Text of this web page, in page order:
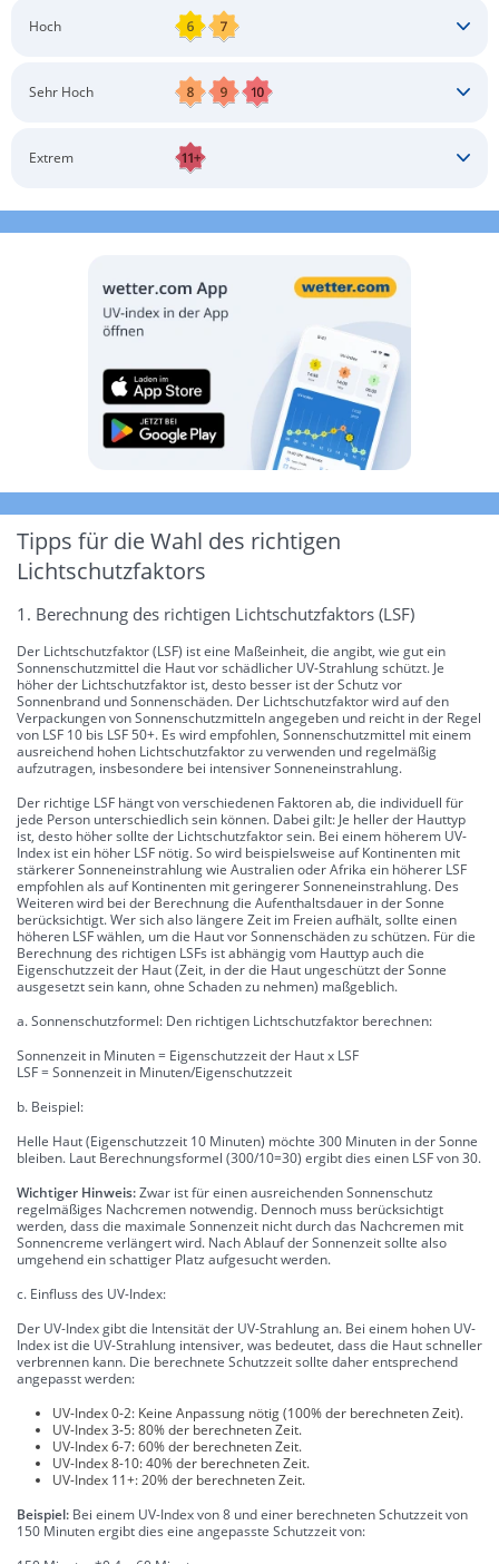
Langärmlige Bekleidung
Hoch
Langärmlige Bekleidung
Sonnenbrille
Sehr Hoch
Langärmlige Bekleidung
Extrem
Tipps für die Wahl des richtigen
Lichtschutzfaktors
1. Berechnung des richtigen Lichtschutzfaktors (LSF)
Der Lichtschutzfaktor (LSF) ist eine Maßeinheit, die angibt, wie gut ein
Sonnenschutzmittel die Haut vor schädlicher UV-Strahlung schützt. Je
höher der Lichtschutzfaktor ist, desto besser ist der Schutz vor
Sonnenbrand und Sonnenschäden. Der Lichtschutzfaktor wird auf den
Verpackungen von Sonnenschutzmitteln angegeben und reicht in der Regel
von LSF 10 bis LSF 50+. Es wird empfohlen, Sonnenschutzmittel mit einem
ausreichend hohen Lichtschutzfaktor zu verwenden und regelmäßig
aufzutragen, insbesondere bei intensiver Sonneneinstrahlung.
Der richtige LSF hängt von verschiedenen Faktoren ab, die individuell für
jede Person unterschiedlich sein können. Dabei gilt: Je heller der Hauttyp
ist, desto höher sollte der Lichtschutzfaktor sein. Bei einem höherem UV-
Index ist ein höher LSF nötig. So wird beispielsweise auf Kontinenten mit
stärkerer Sonneneinstrahlung wie Australien oder Afrika ein höherer LSF
empfohlen als auf Kontinenten mit geringerer Sonneneinstrahlung. Des
Weiteren wird bei der Berechnung die Aufenthaltsdauer in der Sonne
berücksichtigt. Wer sich also längere Zeit im Freien aufhält, sollte einen
höheren LSF wählen, um die Haut vor Sonnenschäden zu schützen. Für die
Berechnung des richtigen LSFs ist abhängig vom Hauttyp auch die
Eigenschutzzeit der Haut (Zeit, in der die Haut ungeschützt der Sonne
ausgesetzt sein kann, ohne Schaden zu nehmen) maßgeblich.
a. Sonnenschutzformel: Den richtigen Lichtschutzfaktor berechnen:
Sonnenzeit in Minuten = Eigenschutzzeit der Haut x LSF
LSF = Sonnenzeit in Minuten/Eigenschutzzeit
b. Beispiel:
Helle Haut (Eigenschutzzeit 10 Minuten) möchte 300 Minuten in der Sonne
bleiben. Laut Berechnungsformel (300/10=30) ergibt dies einen LSF von 30.
Wichtiger Hinweis:Zwar ist für einen ausreichenden Sonnenschutz
regelmäßiges Nachcremen notwendig. Dennoch muss berücksichtigt
werden, dass die maximale Sonnenzeit nicht durch das Nachcremen mit
Sonnencreme verlängert wird. Nach Ablauf der Sonnenzeit sollte also
umgehend ein schattiger Platz aufgesucht werden.
c. Einfluss des UV-Index:
Der UV-Index gibt die Intensität der UV-Strahlung an. Bei einem hohen UV-
Index ist die UV-Strahlung intensiver, was bedeutet, dass die Haut schneller
verbrennen kann. Die berechnete Schutzzeit sollte daher entsprechend
angepasst werden:
UV-Index 0-2: Keine Anpassung nötig (100% der berechneten Zeit).
UV-Index 3-5: 80% der berechneten Zeit.
UV-Index 6-7: 60% der berechneten Zeit.
UV-Index 8-10: 40% der berechneten Zeit.
UV-Index 11+: 20% der berechneten Zeit.
Beispiel: Bei einem UV-Index von 8 und einer berechneten Schutzzeit von
150 Minuten ergibt dies eine angepasste Schutzzeit von: